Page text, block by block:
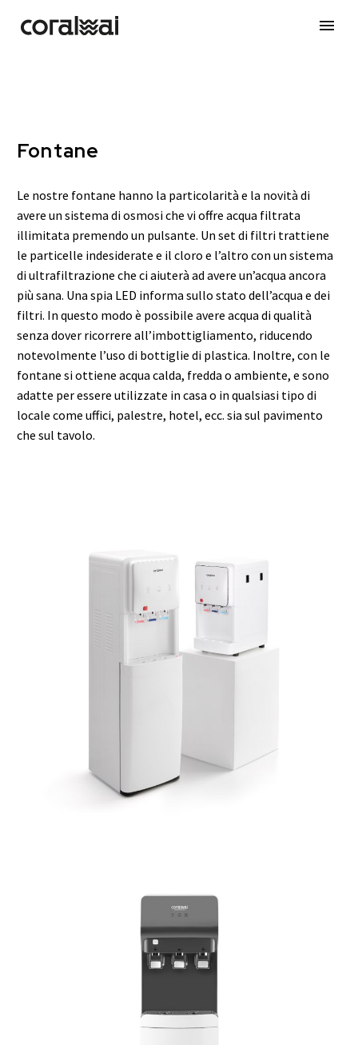
Fontane
Le nostre fontane hanno la particolarità e la novità di
avere un sistema di osmosi che vi offre acqua filtrata
illimitata premendo un pulsante. Un set di filtri trattiene
le particelle indesiderate e il cloro e l’altro con un sistema
di ultrafiltrazione che ci aiuterà ad avere un’acqua ancora
più sana. Una spia LED informa sullo stato dell’acqua e dei
filtri. In questo modo è possibile avere acqua di qualità
senza dover ricorrere all’imbottigliamento, riducendo
notevolmente l’uso di bottiglie di plastica. Inoltre, con le
fontane si ottiene acqua calda, fredda o ambiente, e sono
adatte per essere utilizzate in casa o in qualsiasi tipo di
locale come uffici, palestre, hotel, ecc. sia sul pavimento
che sul tavolo.